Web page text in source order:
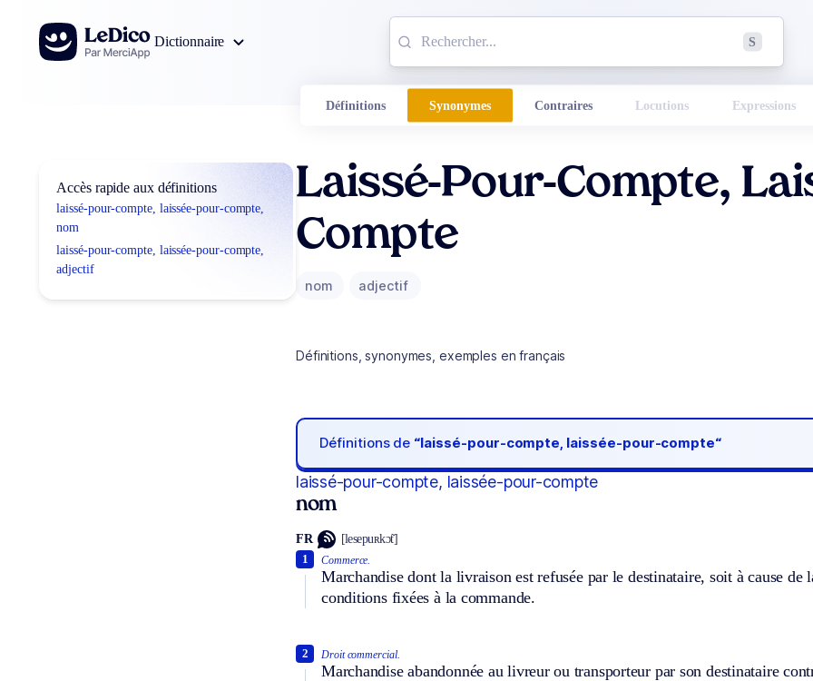
Aller au contenu
Dictionnaire
S
Définitions Synonymes Contraires Locutions Expressions
Accès rapide aux définitions
laissé-pour-compte, laissée-pour-compte,
nom
laissé-pour-compte, laissée-pour-compte,
adjectif
Laissé-Pour-Compte,
Compte
nom adjectif
Définitions, synonymes, exemples en français
Définitions de “laissé-pour-compte, laissée-pour-compte“
laissé-pour-compte, laissée-pour-compte
nom
FR [lesepuʀkɔ̃t]
Commerce.
Marchandise dont la livraison est refusée par le destinataire, soit à cause
conditions fixées à la commande.
1
Droit commercial.
Marchandise abandonnée au livreur ou transporteur par son destinataire
2